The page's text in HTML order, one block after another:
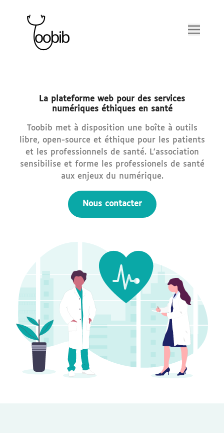
Blog
Chargement en cours.
La plateforme web pour des services
numériques éthiques en santé
Toobib met à disposition une boîte à outils
libre, open-source et éthique pour les patients
et les professionnels de santé. L'association
sensibilise et forme les professionels de santé
aux enjeux du numérique.
Nous contacter